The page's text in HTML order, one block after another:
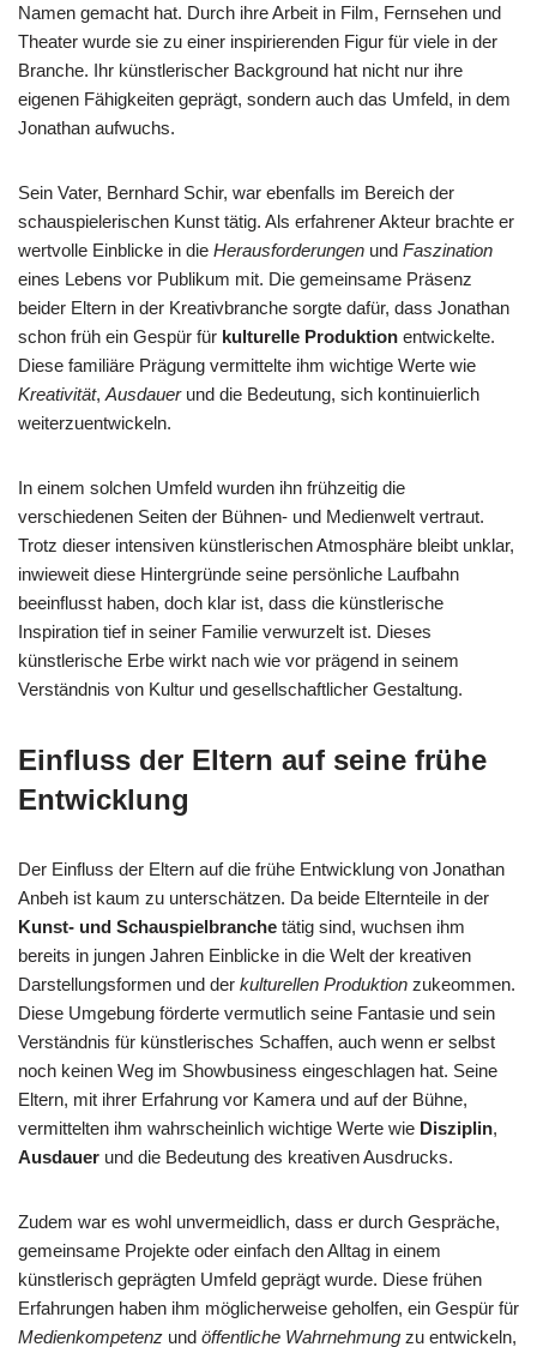
Namen gemacht hat. Durch ihre Arbeit in Film, Fernsehen und
Theater wurde sie zu einer inspirierenden Figur für viele in der
Branche. Ihr künstlerischer Background hat nicht nur ihre
eigenen Fähigkeiten geprägt, sondern auch das Umfeld, in dem
Jonathan aufwuchs.
Sein Vater, Bernhard Schir, war ebenfalls im Bereich der
schauspielerischen Kunst tätig. Als erfahrener Akteur brachte er
wertvolle Einblicke in die Herausforderungen und Faszination
eines Lebens vor Publikum mit. Die gemeinsame Präsenz
beider Eltern in der Kreativbranche sorgte dafür, dass Jonathan
schon früh ein Gespür für kulturelle Produktion entwickelte.
Diese familiäre Prägung vermittelte ihm wichtige Werte wie
Kreativität, Ausdauerund die Bedeutung, sich kontinuierlich
weiterzuentwickeln.
In einem solchen Umfeld wurden ihn frühzeitig die
verschiedenen Seiten der Bühnen- und Medienwelt vertraut.
Trotz dieser intensiven künstlerischen Atmosphäre bleibt unklar,
inwieweit diese Hintergründe seine persönliche Laufbahn
beeinflusst haben, doch klar ist, dass die künstlerische
Inspiration tief in seiner Familie verwurzelt ist. Dieses
künstlerische Erbe wirkt nach wie vor prägend in seinem
Verständnis von Kultur und gesellschaftlicher Gestaltung.
Einfluss der Eltern auf seine frühe
Entwicklung
Der Einfluss der Eltern auf die frühe Entwicklung von Jonathan
Anbeh ist kaum zu unterschätzen. Da beide Elternteile in der
Kunst- und Schauspielbranche tätig sind, wuchsen ihm
bereits in jungen Jahren Einblicke in die Welt der kreativen
Darstellungsformen und der kulturellen Produktion zukeommen.
Diese Umgebung förderte vermutlich seine Fantasie und sein
Verständnis für künstlerisches Schaffen, auch wenn er selbst
noch keinen Weg im Showbusiness eingeschlagen hat. Seine
Eltern, mit ihrer Erfahrung vor Kamera und auf der Bühne,
vermittelten ihm wahrscheinlich wichtige Werte wie Disziplin,
Ausdauer und die Bedeutung des kreativen Ausdrucks.
Zudem war es wohl unvermeidlich, dass er durch Gespräche,
gemeinsame Projekte oder einfach den Alltag in einem
künstlerisch geprägten Umfeld geprägt wurde. Diese frühen
Erfahrungen haben ihm möglicherweise geholfen, ein Gespür für
Medienkompetenz und öffentliche Wahrnehmung zu entwickeln,